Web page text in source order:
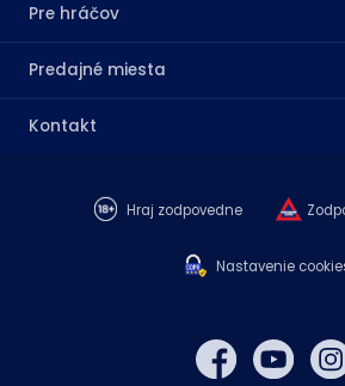
Pre hráčov
Predajné miesta
Kontakt
Hraj zodpovedne
Nastavenie